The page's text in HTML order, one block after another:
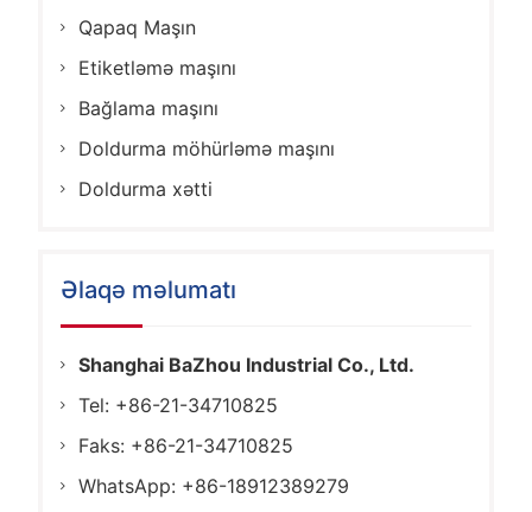
Qapaq Maşın
Etiketləmə maşını
Bağlama maşını
Doldurma möhürləmə maşını
Doldurma xətti
Əlaqə məlumatı
Shanghai BaZhou Industrial Co., Ltd.
Tel: +86-21-34710825
Faks: +86-21-34710825
WhatsApp: +86-18912389279